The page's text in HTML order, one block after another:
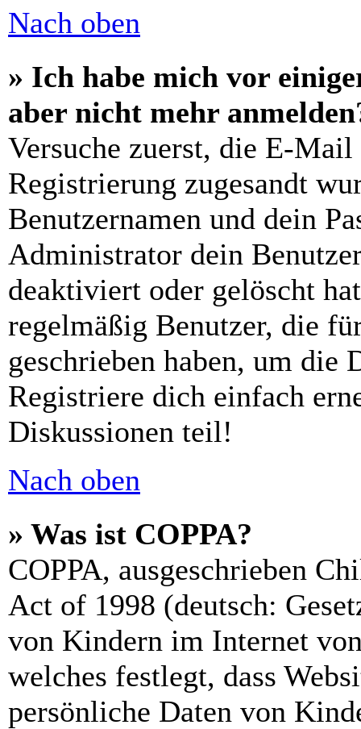
Nach oben
» Ich habe mich vor
aber nicht mehr
Versuche zuerst, die E-
Registrierung zugesandt
Benutzernamen und dein
Administrator dein
deaktiviert oder gelöscht
regelmäßig Benutzer, die
geschrieben haben, um die
Registriere dich einfach
Diskussionen teil!
Nach oben
» Was ist COPPA?
COPPA, ausgeschrieben
Act of 1998 (deutsch:
von Kindern im Internet
welches festlegt, dass
persönliche Daten von